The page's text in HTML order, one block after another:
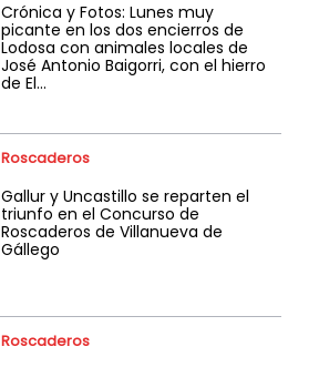
Crónica y Fotos: Lunes muy
picante en los dos encierros de
Lodosa con animales locales de
José Antonio Baigorri, con el hierro
de El...
Roscaderos
Gallur y Uncastillo se reparten el
triunfo en el Concurso de
Roscaderos de Villanueva de
Gállego
Roscaderos